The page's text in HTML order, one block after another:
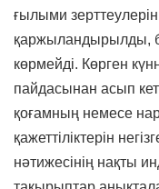
ғылыми
қаржыландырылды,
көрмейді. Көрген
пайдасынан асып
қоғамның немесе
қажеттіліктерін
нәтижесінің нақты